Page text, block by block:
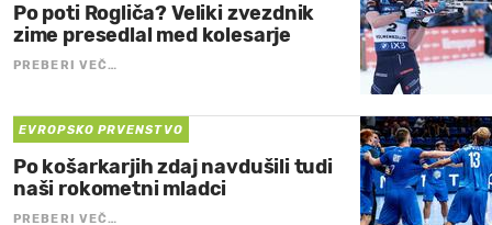
Po poti Rogliča? Veliki zvezdnik
zime presedlal med kolesarje
PREBERI VEČ…
EVROPSKO PRVENSTVO
Po košarkarjih zdaj navdušili tudi
naši rokometni mladci
PREBERI VEČ…